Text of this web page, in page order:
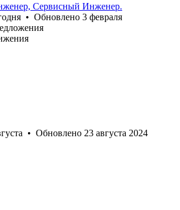
Сервисный Инженер.
• Обновлено 3 февраля
• Обновлено 23 августа 2024